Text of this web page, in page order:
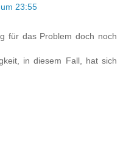
23:55
für das Problem doch noch
in diesem Fall, hat sich